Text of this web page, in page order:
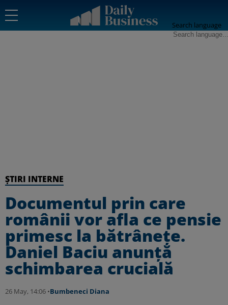
Search language
ȘTIRI INTERNE
Documentul prin care
românii vor afla ce pensie
primesc la bătrânețe.
Daniel Baciu anunță
schimbarea crucială
26 May, 14:06 •Bumbeneci Diana